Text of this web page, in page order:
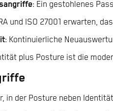
: Ein gestohlenes
und ISO 27001 erwarten,
: Kontinuierliche
plus Posture ist die
in der Posture neben